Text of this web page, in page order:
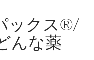
ックス®/
んな薬